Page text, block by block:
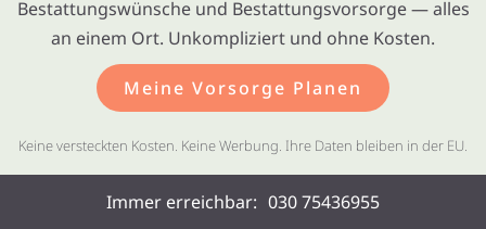
Bestattungswünsche und Bestattungsvorsorge — alles
an einem Ort. Unkompliziert und ohne Kosten.
Meine Vorsorge Planen
Keine versteckten Kosten. Keine Werbung. Ihre Daten bleiben in der EU.
Immer erreichbar: 030 75436955